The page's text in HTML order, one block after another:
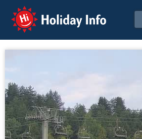
Holiday Info